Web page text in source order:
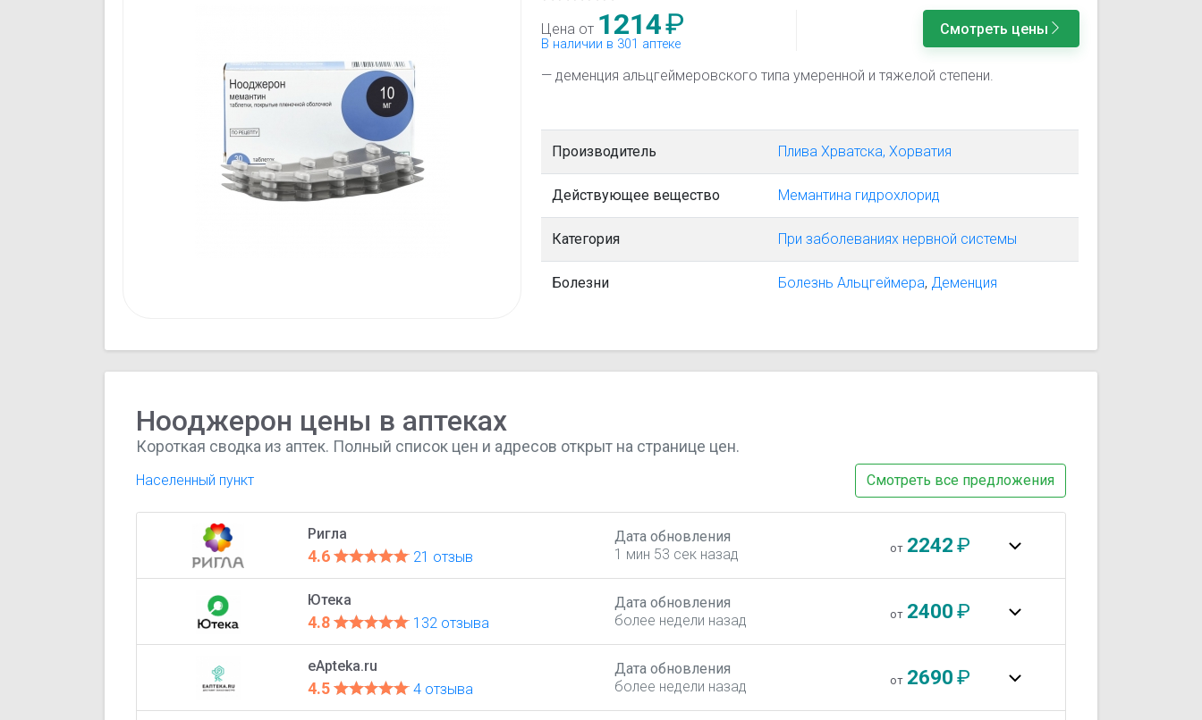
Цена от 1214₽
В наличии в 301 аптеке
Смотреть цены
— деменция альцгеймеровского типа умеренной и тяжелой степени.
Производитель Плива Хрватска, Хорватия
Действующее вещество Мемантина гидрохлорид
Категория При заболеваниях нервной системы
Болезни Болезнь Альцгеймера, Деменция
Нооджерон цены в аптеках
Короткая сводка из аптек. Полный список цен и адресов открыт на странице цен.
Населенный пункт Смотреть все предложения
Ригла
4.6 21 отзыв
Дата обновления
1 мин 53 сек назад
от 2242₽
Ютека
4.8 132 отзыва
Дата обновления
более недели назад
от 2400₽
eApteka.ru
4.5 4 отзыва
Дата обновления
более недели назад
от 2690₽